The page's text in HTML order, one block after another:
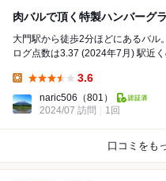
肉バルで頂く特製ハンバーグ
大門駅から徒歩2分ほどにあるバル。 平日ランチに訪問。 訪問時の食べ
ログ点数は3.37 (2024年7月) 駅近くの肉メニューが豊富なバルです。 ラ
3.6
naric506 （801）
2024/07 訪問
1回
口コミをも